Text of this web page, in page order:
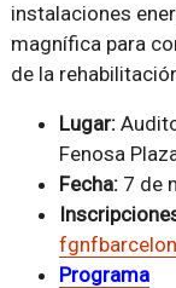
instalaciones
magnífica para
de la
Lugar:
Fenosa
Fecha:7 de
Programa